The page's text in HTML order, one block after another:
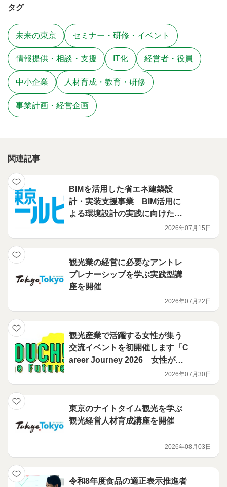
タグ
未来の東京 セミナー・研修・イベント
情報提供・相談・支援 IT化 経営者・役員
中小企業 人材育成・教育・研修
事業計画・経営企画
関連記事
BIMを活用した省エネ建築設
計・実装支援事業 BIM活用に
よる環境設計の実践に向けたハ
2026年07月15日
観光業の経営に必要なアントレ
プレナーシップを学ぶ実践型講
座を開催
2026年07月22日
観光産業で活躍する女性が集う
交流イベントを初開催します「C
areer Journey 2026 女性がお
もしろくする、これからの観光
業」
2026年07月30日
東京のナイトタイム観光を学ぶ
観光経営人材育成講座を開催
2026年08月03日
令和8年度食品の適正表示推進者